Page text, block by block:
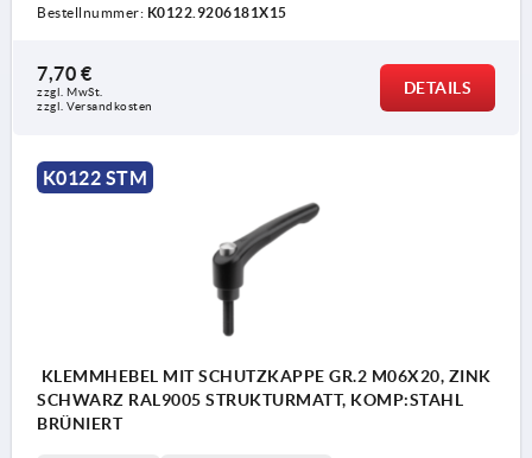
1) Kegelkuppe DIN EN ISO 4753
Bestellnummer: K0122.9206181X15
7,70 €
zzgl. MwSt.
zzgl. Versandkosten
DETAILS
K0122 STM
KLEMMHEBEL MIT SCHUTZKAPPE GR.2 M06X20, ZINK
SCHWARZ RAL9005 STRUKTURMATT, KOMP:STAHL
BRÜNIERT